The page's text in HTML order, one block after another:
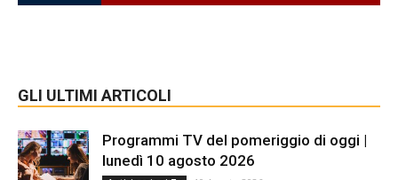
GLI ULTIMI ARTICOLI
Programmi TV del pomeriggio di oggi |
lunedì 10 agosto 2026